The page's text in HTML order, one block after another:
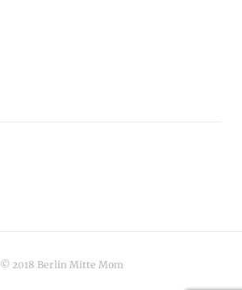
© 2018 Berlin Mitte Mom